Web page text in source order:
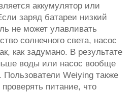
аккумулятор или
заряд батареи низкий
не может улавливать
солнечного света, насос
как задумано. В результате
воды или насос вообще
Пользователи Weiying также
питание, что